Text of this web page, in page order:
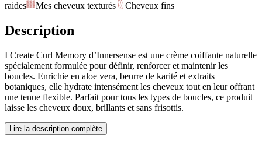
raides
Mes cheveux texturés Cheveux fins
Description
I Create Curl Memory d’Innersense est une crème coiffante naturelle
spécialement formulée pour définir, renforcer et maintenir les
boucles. Enrichie en aloe vera, beurre de karité et extraits
botaniques, elle hydrate intensément les cheveux tout en leur offrant
une tenue flexible. Parfait pour tous les types de boucles, ce produit
laisse les cheveux doux, brillants et sans frisottis.
Lire la description complète